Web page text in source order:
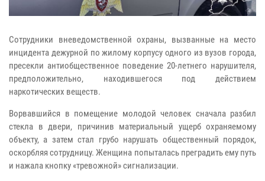
Сотрудники вневедомственной охраны, вызванные на место
инцидента дежурной по жилому корпусу одного из вузов города,
пресекли антиобщественное поведение 20-летнего нарушителя,
предположительно, находившегося под действием
наркотических веществ.
Ворвавшийся в помещение молодой человек сначала разбил
стекла в двери, причинив материальный ущерб охраняемому
объекту, а затем стал грубо нарушать общественный порядок,
оскорбляя сотрудницу. Женщина попыталась преградить ему путь
и нажала кнопку «тревожной» сигнализации.